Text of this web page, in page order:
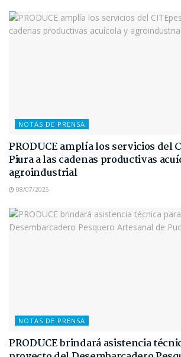
NOTAS DE PRENSA
PRODUCE amplía los servicios del
Piura a las cadenas productivas
agroindustrial
08/07/2025
NOTAS DE PRENSA
PRODUCE brindará asistencia